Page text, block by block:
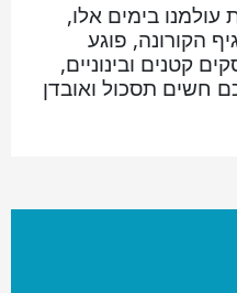
בימים אלו,
הקורונה, פוגע
קטנים ובינוניים,
חשים תסכול ואובדן